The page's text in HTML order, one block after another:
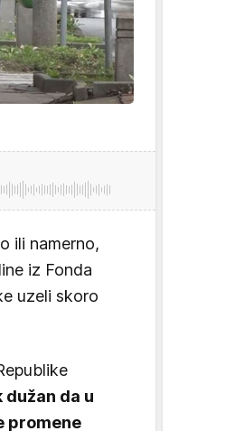
ili namerno,
iz Fonda
uzeli skoro
dužan da u
promene